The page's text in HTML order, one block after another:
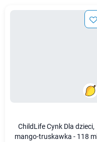
ChildLife Cynk Dla dzieci,
mango-truskawka - 118 ml